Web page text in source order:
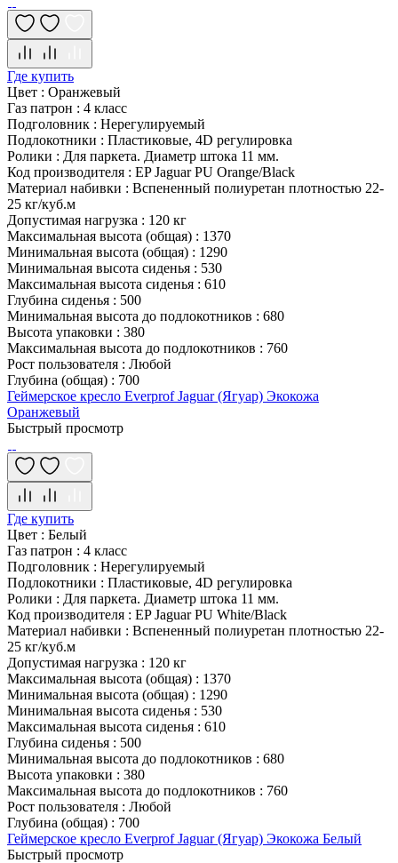
Где купить
Цвет : Оранжевый
Газ патрон : 4 класс
Подголовник : Нерегулируемый
Подлокотники : Пластиковые, 4D регулировка
Ролики : Для паркета. Диаметр штока 11 мм.
Код производителя : EP Jaguar PU Orange/Black
Материал набивки : Вспененный полиуретан плотностью 22-
25 кг/куб.м
Допустимая нагрузка : 120 кг
Максимальная высота (общая) : 1370
Минимальная высота (общая) : 1290
Минимальная высота сиденья : 530
Максимальная высота сиденья : 610
Глубина сиденья : 500
Минимальная высота до подлокотников : 680
Высота упаковки : 380
Максимальная высота до подлокотников : 760
Рост пользователя : Любой
Глубина (общая) : 700
Геймерское кресло Everprof Jaguar (Ягуар) Экокожа
Оранжевый
Быстрый просмотр
Где купить
Цвет : Белый
Газ патрон : 4 класс
Подголовник : Нерегулируемый
Подлокотники : Пластиковые, 4D регулировка
Ролики : Для паркета. Диаметр штока 11 мм.
Код производителя : EP Jaguar PU White/Black
Материал набивки : Вспененный полиуретан плотностью 22-
25 кг/куб.м
Допустимая нагрузка : 120 кг
Максимальная высота (общая) : 1370
Минимальная высота (общая) : 1290
Минимальная высота сиденья : 530
Максимальная высота сиденья : 610
Глубина сиденья : 500
Минимальная высота до подлокотников : 680
Высота упаковки : 380
Максимальная высота до подлокотников : 760
Рост пользователя : Любой
Глубина (общая) : 700
Геймерское кресло Everprof Jaguar (Ягуар) Экокожа Белый
Быстрый просмотр